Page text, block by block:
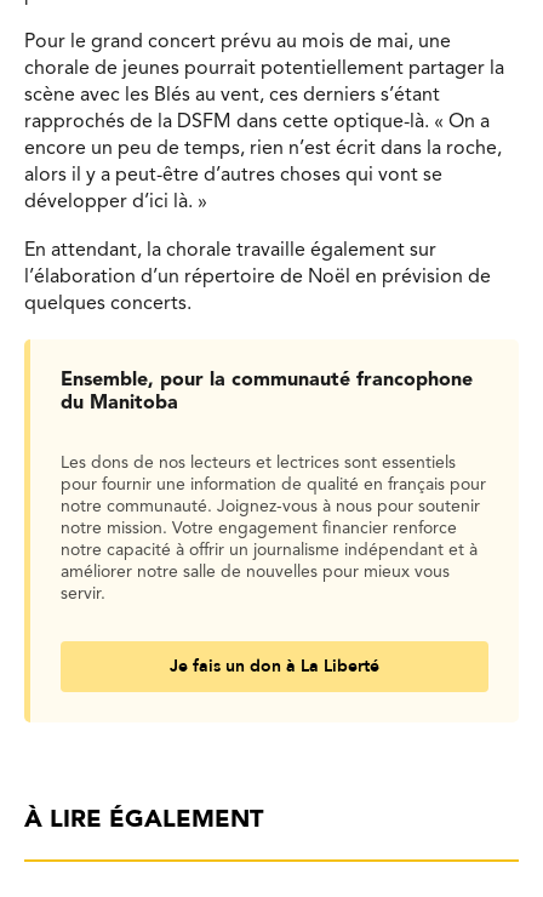
Pour le grand concert prévu au mois de mai, une
chorale de jeunes pourrait potentiellement partager la
scène avec les Blés au vent, ces derniers s’étant
rapprochés de la DSFM dans cette optique-là. « On a
encore un peu de temps, rien n’est écrit dans la roche,
alors il y a peut-être d’autres choses qui vont se
développer d’ici là. »
En attendant, la chorale travaille également sur
l’élaboration d’un répertoire de Noël en prévision de
quelques concerts.
Ensemble, pour la communauté francophone
du Manitoba
Les dons de nos lecteurs et lectrices sont essentiels
pour fournir une information de qualité en français pour
notre communauté. Joignez-vous à nous pour soutenir
notre mission. Votre engagement financier renforce
notre capacité à offrir un journalisme indépendant et à
améliorer notre salle de nouvelles pour mieux vous
servir.
Je fais un don à La Liberté
À LIRE ÉGALEMENT